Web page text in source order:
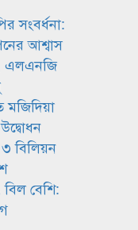
সংবর্ধনা:
আশ্বাস
এলএনজি
৩ বিলিয়ন
বেশি: